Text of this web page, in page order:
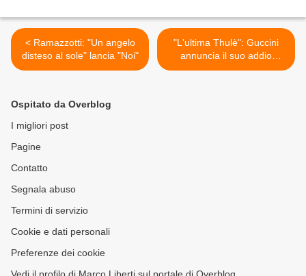
< Ramazzotti: "Un angelo
disteso al sole" lancia "Noi"
"L'ultima Thulè": Guccini
annuncia il suo addio
discografico >
Ospitato da Overblog
I migliori post
Pagine
Contatto
Segnala abuso
Termini di servizio
Cookie e dati personali
Preferenze dei cookie